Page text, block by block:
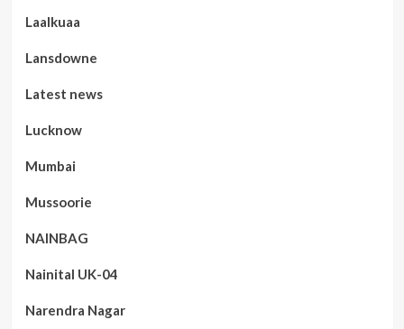
Laalkuaa
Lansdowne
Latest news
Lucknow
Mumbai
Mussoorie
NAINBAG
Nainital UK-04
Narendra Nagar